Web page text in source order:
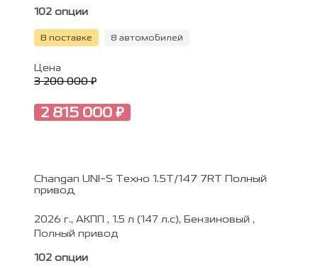
102 опции
В поставке 8 автомобилей
Цена
3 200 000 ₽
2 815 000 ₽
Changan UNI-S Техно 1.5T/147 7RT Полный
привод
2026 г., АКПП , 1.5 л (147 л.с), Бензиновый ,
Полный привод
102 опции